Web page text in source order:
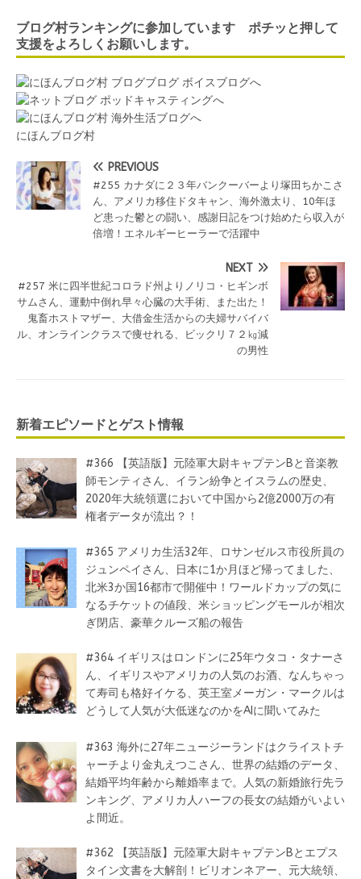
ブログ村ランキングに参加しています ポチッと押して
支援をよろしくお願いします。
にほんブログ村
PREVIOUS
#255 カナダに２３年バンクーバーより塚田ちかこさ
ん、アメリカ移住ドタキャン、海外激太り、10年ほ
ど患った鬱との闘い、感謝日記をつけ始めたら収入が
倍増！エネルギーヒーラーで活躍中
NEXT
#257 米に四半世紀コロラド州よりノリコ・ヒギンボ
サムさん、運動中倒れ早々心臓の大手術、また出た！
鬼畜ホストマザー、大借金生活からの夫婦サバイバ
ル、オンラインクラスで痩せれる、ビックリ７２㎏減
の男性
新着エピソードとゲスト情報
#366 【英語版】元陸軍大尉キャプテンBと音楽教
師モンティさん、イラン紛争とイスラムの歴史、
2020年大統領選において中国から2億2000万の有
権者データが流出？！
#365 アメリカ生活32年、ロサンゼルス市役所員の
ジュンペイさん、日本に1か月ほど帰ってました、
北米3か国16都市で開催中！ワールドカップの気に
なるチケットの値段、米ショッピングモールが相次
ぎ閉店、豪華クルーズ船の報告
#364 イギリスはロンドンに25年ウタコ・タナーさ
ん、イギリスやアメリカの人気のお酒、なんちゃっ
て寿司も格好イケる、英王室メーガン・マークルは
どうして人気が大低迷なのかをAIに聞いてみた
#363 海外に27年ニュージーランドはクライストチ
ャーチより金丸えつこさん、世界の結婚のデータ、
結婚平均年齢から離婚率まで。人気の新婚旅行先ラ
ンキング、アメリカ人ハーフの長女の結婚がいよい
よ間近。
#362 【英語版】元陸軍大尉キャプテンBとエプス
タイン文書を大解剖！ビリオンネアー、元大統領、